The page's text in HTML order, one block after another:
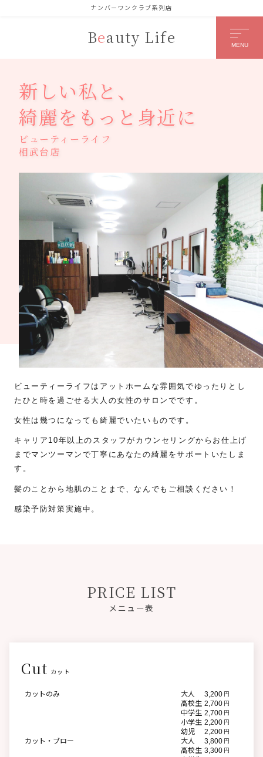
ナンバーワンクラブ系列店
Beauty Life MENU
新しい私と、
綺麗をもっと身近に
ビューティーライフ
相武台店
ビューティーライフはアットホームな雰囲気でゆったりとし
たひと時を過ごせる大人の女性のサロンでです。
女性は幾つになっても綺麗でいたいものです。
キャリア10年以上のスタッフがカウンセリングからお仕上げ
までマンツーマンで丁寧にあなたの綺麗をサポートいたしま
す。
髪のことから地肌のことまで、なんでもご相談ください！
感染予防対策実施中。
PRICE LIST
メニュー表
Cut カット
カットのみ 大人 3,200 円
高校生 2,700 円
中学生 2,700 円
小学生 2,200 円
幼児 2,200 円
カット・ブロー 大人 3,800 円
高校生 3,300 円
担当者様のお名前
メールアドレス*
メッセージ